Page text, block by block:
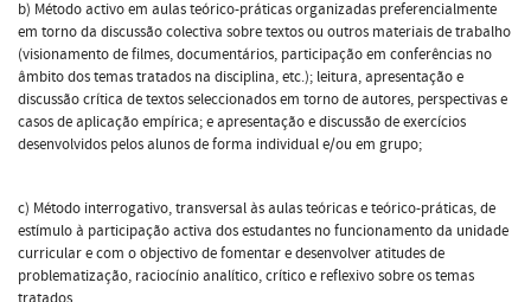
b) Método activo em aulas teórico-práticas organizadas preferencialmente
em torno da discussão colectiva sobre textos ou outros materiais de trabalho
(visionamento de filmes, documentários, participação em conferências no
âmbito dos temas tratados na disciplina, etc.); leitura, apresentação e
discussão crítica de textos seleccionados em torno de autores, perspectivas e
casos de aplicação empírica; e apresentação e discussão de exercícios
desenvolvidos pelos alunos de forma individual e/ou em grupo;
c) Método interrogativo, transversal às aulas teóricas e teórico-práticas, de
estímulo à participação activa dos estudantes no funcionamento da unidade
curricular e com o objectivo de fomentar e desenvolver atitudes de
problematização, raciocínio analítico, crítico e reflexivo sobre os temas